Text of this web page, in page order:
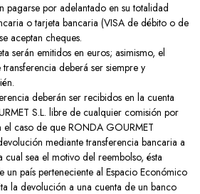
pagarse por adelantado en su totalidad
o tarjeta bancaria (VISA de débito o de
aceptan cheques.
serán emitidos en euros; asimismo, el
deberá ser siempre y
deberán ser recibidos en la cuenta
S.L. libre de cualquier comisión por
el caso de queRONDA GOURMET
mediante transferencia bancaria a
cual sea el motivo del reembolso, ésta
un país perteneciente al Espacio Económico
la devolución a una cuenta de un banco